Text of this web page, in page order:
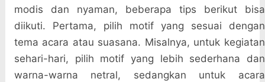
modis dan nyaman, beberapa tips berikut bisa
diikuti. Pertama, pilih motif yang sesuai dengan
tema acara atau suasana. Misalnya, untuk kegiatan
sehari-hari, pilih motif yang lebih sederhana dan
warna-warna netral, sedangkan untuk acara